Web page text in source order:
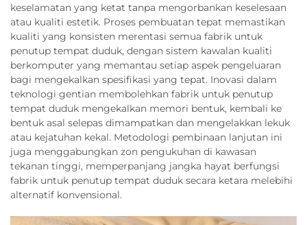
keselamatan yang ketat tanpa mengorbankan keselesaan
atau kualiti estetik. Proses pembuatan tepat memastikan
kualiti yang konsisten merentasi semua fabrik untuk
penutup tempat duduk, dengan sistem kawalan kualiti
berkomputer yang memantau setiap aspek pengeluaran
bagi mengekalkan spesifikasi yang tepat. Inovasi dalam
teknologi gentian membolehkan fabrik untuk penutup
tempat duduk mengekalkan memori bentuk, kembali ke
bentuk asal selepas dimampatkan dan mengelakkan lekuk
atau kejatuhan kekal. Metodologi pembinaan lanjutan ini
juga menggabungkan zon pengukuhan di kawasan
tekanan tinggi, memperpanjang jangka hayat berfungsi
fabrik untuk penutup tempat duduk secara ketara melebihi
alternatif konvensional.